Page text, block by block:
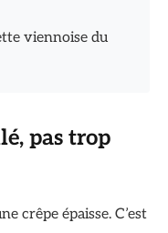
viennoise du
pas trop
crêpe épaisse. C’est